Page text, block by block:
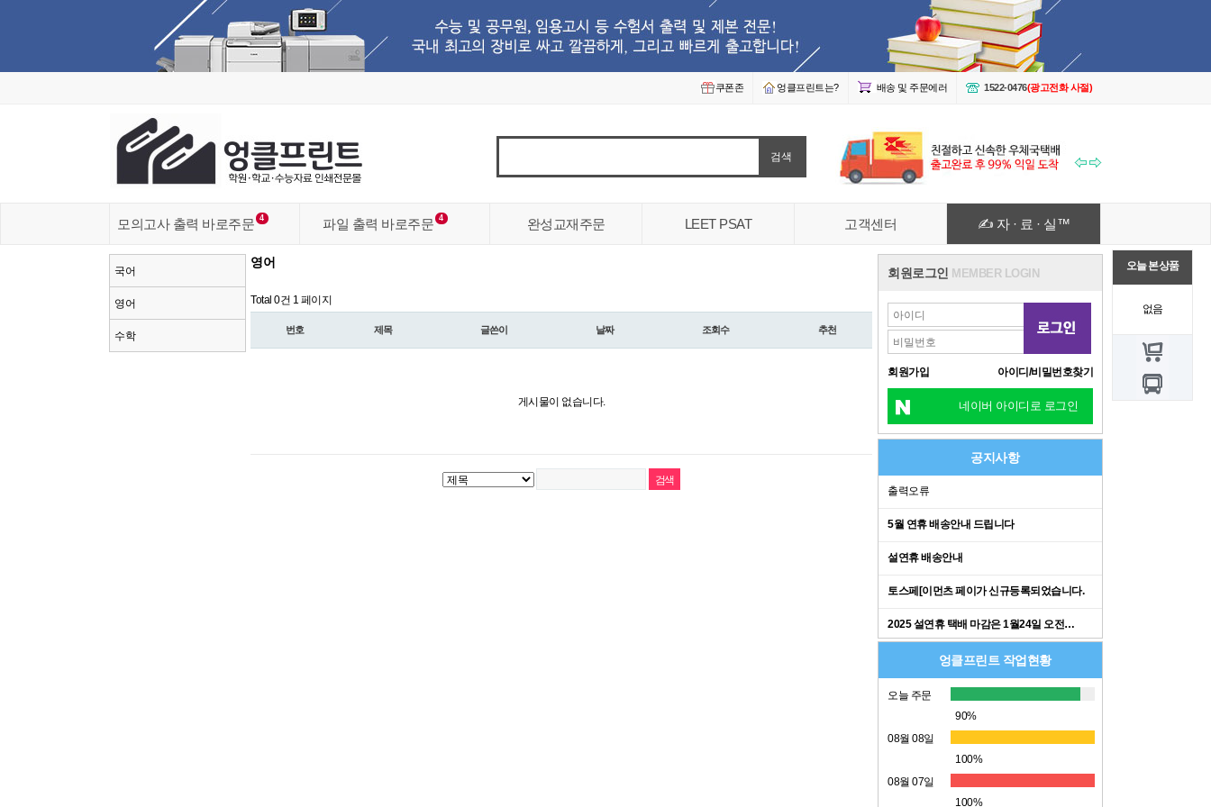
1522-0476(광고전화 사절)
배송 및 주문에러
엉클프린트는?
쿠폰존
모의고사 출력 바로주문 4 파일 출력 바로주문 4 완성교재주문 LEET PSAT 고객센터 ✍ 자 · 료 · 실™
오늘 본 상품
없음
국어
영어
수학
회원로그인 MEMBER LOGIN
회원가입 아이디/비밀번호찾기
네이버 아이디로 로그인
공지사항
출력오류
5월 연휴 배송안내 드립니다
설연휴 배송안내
토스페[이먼츠 페이가 신규등록되었습니다.
2025 설연휴 택배 마감은 1월24일 오전…
엉클프린트 작업현황
오늘 주문
90%
08월 08일
100%
08월 07일
100%
영어
Total 0건 1 페이지
번호 제목 글쓴이 날짜 조회수 추천
게시물이 없습니다.